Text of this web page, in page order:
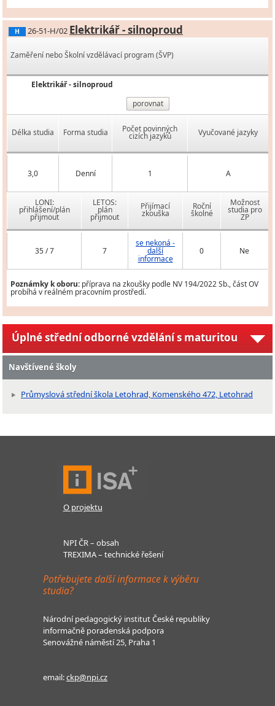
H 26-51-H/02 Elektrikář - silnoproud
Zaměření nebo Školní vzdělávací program (ŠVP)
Elektrikář - silnoproud
porovnat
Délka studia Forma studia Počet povinných
cizích jazyků Vyučované jazyky
3,0 Denní 1 A
LONI:
přihlášení/plán
přijmout
LETOS:
plán
přijmout
Přijímací
zkouška
Roční
školné
Možnost
studia pro
ZP
35 / 7 7
se nekoná -
další
informace
0 Ne
Poznámky k oboru: příprava na zkoušky podle NV 194/2022 Sb., část OV
probíhá v reálném pracovním prostředí.
Úplné střední odborné vzdělání s maturitou
Navštívené školy
Průmyslová střední škola Letohrad, Komenského 472, Letohrad
O projektu
NPI ČR – obsah
TREXIMA – technické řešení
Potřebujete další informace k výběru
studia?
Národní pedagogický institut České republiky
informačně poradenská podpora
Senovážné náměstí 25, Praha 1
email:ckp@npi.cz